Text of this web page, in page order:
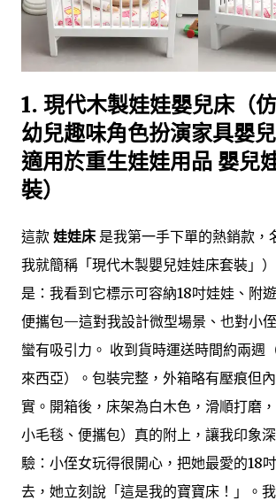
1. 現代木製娃娃嬰兒床（
幼兒趣味角色扮演家具嬰
適用於重生娃娃用品 嬰兒
裝）
這款 娃娃床 是我第一手下單的熱銷款，
我就簡稱「現代木製嬰兒娃娃床套裝」
是：我看到它標示可容納18吋娃娃、附
便攜包—這對我設計微型場景、也對小
蠻有吸引力。 收到貨時運送時間約兩週
來西亞）。包裝完整，外箱略有壓痕但
實。開箱後，床架為白木色，滑順打磨
小毛毯、便攜包）真的附上，讓我印象
驗：小侄女玩得很開心，把她最愛的18
去，她立刻說「這是我的寶寶床！」。